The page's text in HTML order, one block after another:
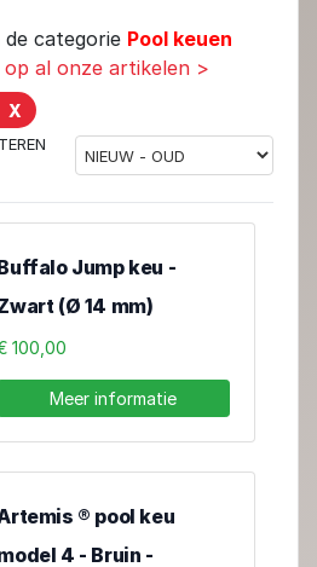
categorie Pool keuen
al onze artikelen >
X
Jump keu -
(Ø 14 mm)
100,00
Meer informatie
® pool keu
4 - Bruin -